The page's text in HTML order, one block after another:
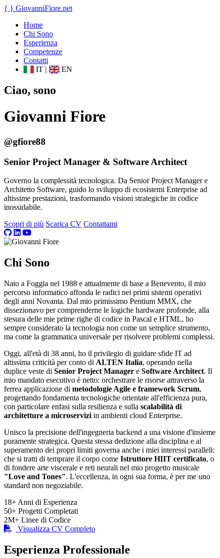
{ } GiovanniFiore.net
Home
Chi Sono
Esperienza
Competenze
Contatti
IT | EN
Ciao, sono
Giovanni Fiore
@gfiore88
Senior Project Manager & Software Architect
Governo la complessità tecnologica. Da Senior Project Manager e
Architetto Software, guido lo sviluppo di ecosistemi Enterprise ad
altissime prestazioni, trasformando visioni strategiche in codice
inossidabile.
Scopri di più Scarica CV Contattami
Chi Sono
Nato a Foggia nel 1988 e attualmente di base a Benevento, il mio
percorso informatico affonda le radici nei primi sistemi operativi
degli anni Novanta. Dal mio primissimo Pentium MMX, che
dissezionavo per comprenderne le logiche hardware profonde, alla
stesura delle mie prime righe di codice in Pascal e HTML, ho
sempre considerato la tecnologia non come un semplice strumento,
ma come la grammatica universale per risolvere problemi complessi.
Oggi, all'età di 38 anni, ho il privilegio di guidare sfide IT ad
altissima criticità per conto di ALTEN Italia, operando nella
duplice veste di Senior Project Manager e Software Architect. Il
mio mandato esecutivo è netto: orchestrare le risorse attraverso la
ferrea applicazione di metodologie Agile e framework Scrum,
progettando fondamenta tecnologiche orientate all'efficienza pura,
con particolare enfasi sulla resilienza e sulla scalabilità di
architetture a microservizi in ambienti cloud Enterprise.
Unisco la precisione dell'ingegneria backend a una visione d'insieme
puramente strategica. Questa stessa dedizione alla disciplina e al
superamento dei propri limiti governa anche i miei interessi paralleli:
che si tratti di temprare il corpo come Istruttore HIIT certificato, o
di fondere arte viscerale e reti neurali nel mio progetto musicale
"Love and Tones". L'eccellenza, in ogni sua forma, è per me uno
standard non negoziabile.
18+ Anni di Esperienza
50+ Progetti Completati
2M+ Linee di Codice
Visualizza CV Completo
Esperienza Professionale